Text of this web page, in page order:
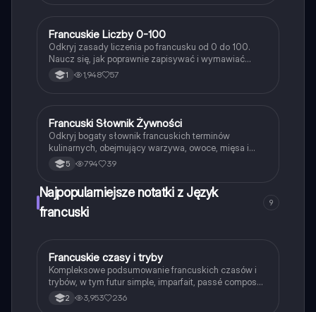
Język francuski
Francuskie Liczby 0-100
Odkryj zasady liczenia po francusku od 0 do 100.
Naucz się, jak poprawnie zapisywać i wymawiać
liczby, w tym wyjątki i zasady dotyczące liczb
złożonych. Idealne dla uczniów uczących się
1 1,948 57
Język francuski
Francuski Słownik Żywności
Odkryj bogaty słownik francuskich terminów
kulinarnych, obejmujący warzywa, owoce, mięsa i
potrawy. Idealne dla uczniów uczących się
francuskiego słownictwa związanego z jedzeniem.
kuchni oraz różnorodnych składników. Typ: słownik.
5 794 39
Najpopularniejsze notatki z Język
francuski
9
Język francuski
Francuskie czasy i tryby
Kompleksowe podsumowanie francuskich czasów i
trybów, w tym futur simple, imparfait, passé composé
oraz subjunctif. Zawiera przykłady odmiany
czasowników oraz zasady użycia. Idealne dla
2 3,953 236